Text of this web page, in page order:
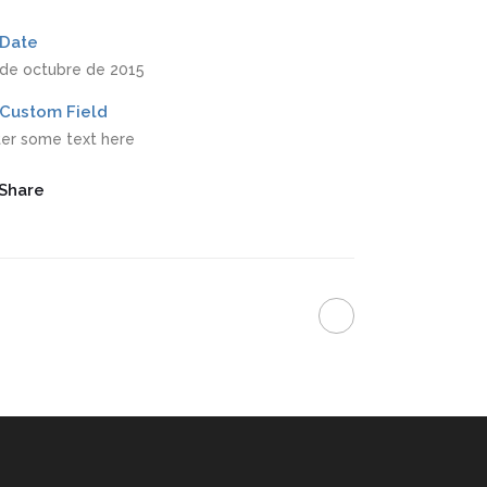
Date
octubre de 2015
Custom Field
some text here